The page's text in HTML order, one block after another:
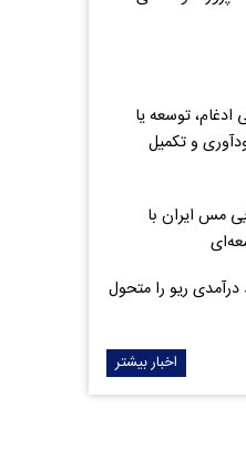
توسعه یا
و تکمیل
یورویی مس ایران با
ریو را متحول
اخبار بیشتر